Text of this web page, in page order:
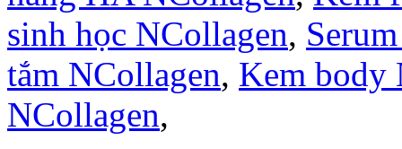
sinh học NCollagen,
tắm NCollagen, Kem body
NCollagen,